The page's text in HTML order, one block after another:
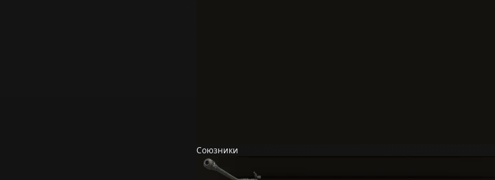
Союзники